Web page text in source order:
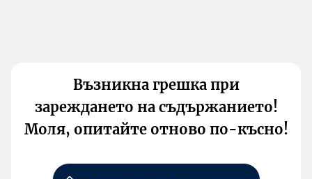
Възникна грешка при
зареждането на съдържанието!
Моля, опитайте отново по-късно!